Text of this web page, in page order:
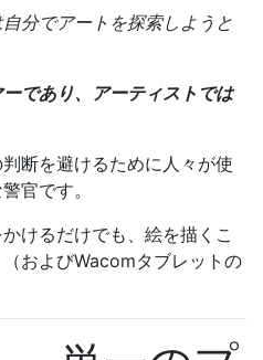
自分でアートを探索しようと
であり、アーティストでは
断を避けるために人々が使
官です。
けるだけでも、絵を描くこ
およびWacomタブレットの